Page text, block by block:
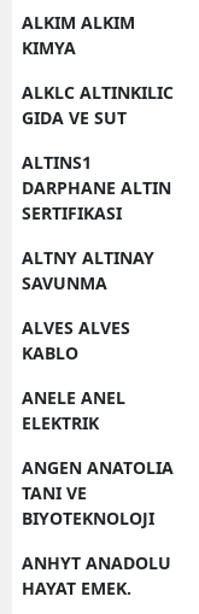
ALKIM ALKIM
KIMYA
ALKLC ALTINKILIC
GIDA VE SUT
ALTINS1
DARPHANE ALTIN
SERTIFIKASI
ALTNY ALTINAY
SAVUNMA
ALVES ALVES
KABLO
ANELE ANEL
ELEKTRIK
ANGEN ANATOLIA
TANI VE
BIYOTEKNOLOJI
ANHYT ANADOLU
HAYAT EMEK.